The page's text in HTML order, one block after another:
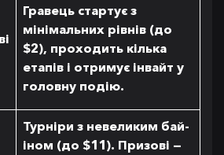
Гравець стартує з
мінімальних рівнів (до
$2), проходить кілька
етапів і отримує інвайт у
головну подію.
Турніри з невеликим бай-
іном (до $11). Призові —